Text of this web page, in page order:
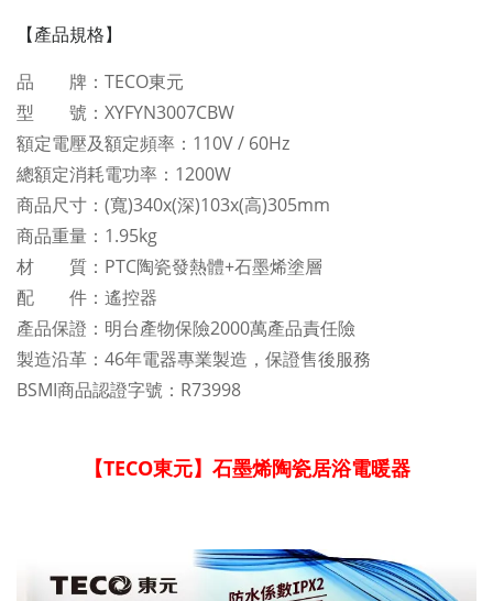
【產品規格】
品 牌：TECO東元
型 號：XYFYN3007CBW
額定電壓及額定頻率：110V / 60Hz
總額定消耗電功率：1200W
商品尺寸：(寬)340x(深)103x(高)305mm
商品重量：1.95kg
材 質：PTC陶瓷發熱體+石墨烯塗層
配 件：遙控器
產品保證：明台產物保險2000萬產品責任險
製造沿革：46年電器專業製造，保證售後服務
BSMI商品認證字號：R73998
【TECO東元】石墨烯陶瓷居浴電暖器